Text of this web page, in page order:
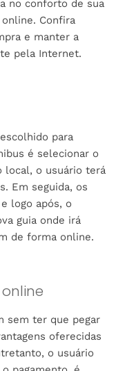
no conforto de sua
Confira
e manter a
pela Internet.
para
é selecionar o
local, o usuário terá
Em seguida, os
logo após, o
guia onde irá
de forma online.
sem ter que pegar
oferecidas
o usuário